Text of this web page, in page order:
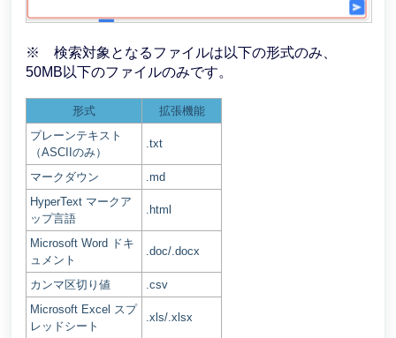
※ 検索対象となるファイルは以下の形式のみ、
50MB以下のファイルのみです。
形式
拡張機能
プレーンテキスト
（ASCIIのみ）
.txt
マークダウン
.md
HyperText マークア
ップ言語
.html
Microsoft Word ドキ
ュメント
.doc/.docx
カンマ区切り値
.csv
Microsoft Excel スプ
レッドシート
.xls/.xlsx